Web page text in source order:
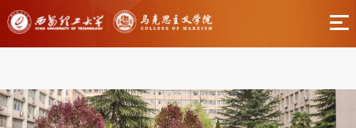
伟德国际(bv1946·源于英国)官方网站-Officials
Website